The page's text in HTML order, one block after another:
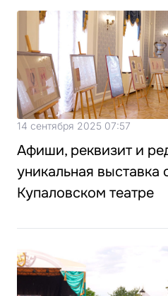
14 сентября 2025 07:57
Афиши, реквизит и
уникальная выставка
Купаловском театре